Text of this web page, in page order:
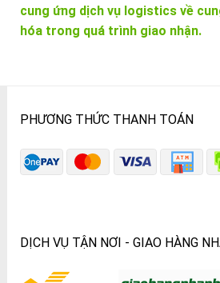
cung ứng dịch vụ logistics về
hóa trong quá trình giao nhận.
PHƯƠNG THỨC THANH TOÁN
DỊCH VỤ TẬN NƠI - GIAO HÀNG